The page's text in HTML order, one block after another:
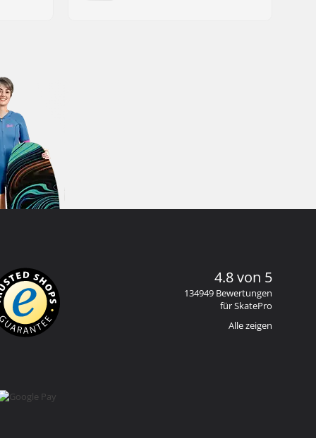
4.8 von 5
134949 Bewertungen
für SkatePro
Alle zeigen